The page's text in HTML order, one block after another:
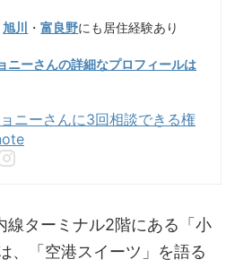
旭川 ・富良野にも居住経験あり
ーさんの詳細なプロフィールは
ニーさんに3回相談できる権
線ターミナル2階にある「小
、「空港スイーツ」を語る